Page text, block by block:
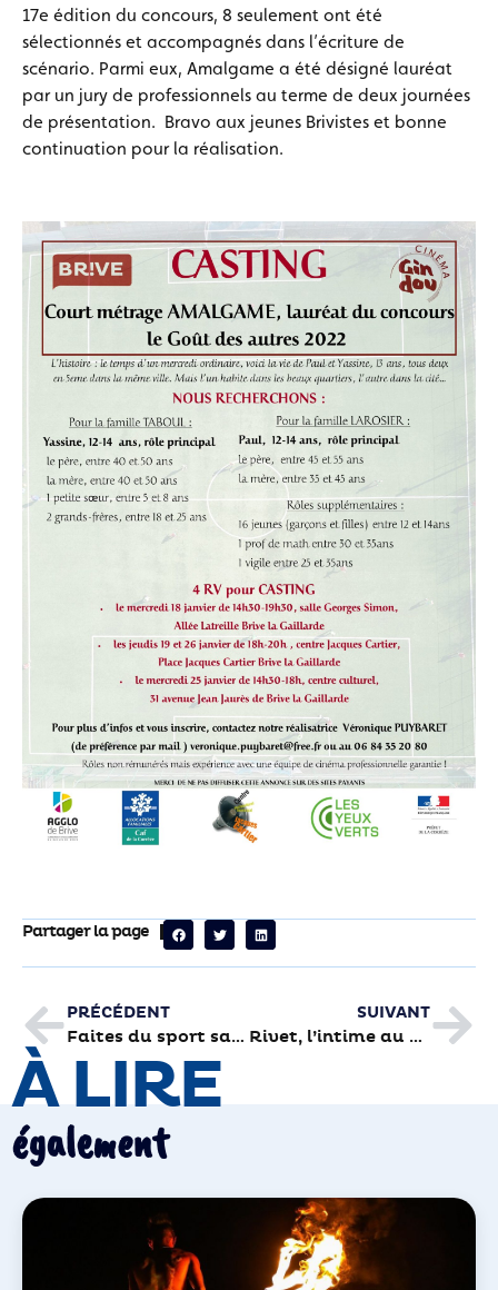
17e édition du concours, 8 seulement ont été
sélectionnés et accompagnés dans l’écriture de
scénario. Parmi eux, Amalgame a été désigné lauréat
par un jury de professionnels au terme de deux journées
de présentation. Bravo aux jeunes Brivistes et bonne
continuation pour la réalisation.
Partager la page
PRÉCÉDENT
Faites du sport santé à la Piscine
SUIVANT
Rivet, l’intime au cœur de l’urbain
À LIRE
également